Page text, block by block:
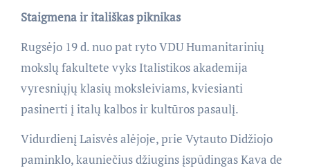
Staigmena ir itališkas piknikas
Rugsėjo 19 d. nuo pat ryto VDU Humanitarinių
mokslų fakultete vyks Italistikos akademija
vyresniųjų klasių moksleiviams, kviesianti
pasinerti į italų kalbos ir kultūros pasaulį.
Vidurdienį Laisvės alėjoje, prie Vytauto Didžiojo
paminklo, kauniečius džiugins įspūdingas Kava de